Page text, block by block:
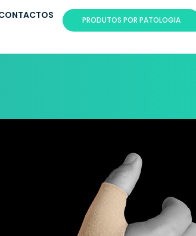
PRODUTOS POR PATOLOGIA